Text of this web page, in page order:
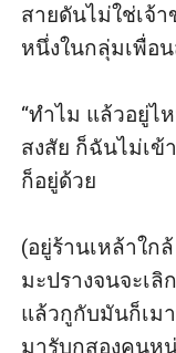
สายดันไม่ใช่เจ้า
หนึ่งในกลุ่มเพื่อ
“ทำไม แล้วอยู่ไ
สงสัย ก็ฉันไม่เข้
ก็อยู่ด้วย
(อยู่ร้านเหล้าใก
มะปรางจนจะเ
แล้วกูกับมันก็เม
มารับกูสองคนห